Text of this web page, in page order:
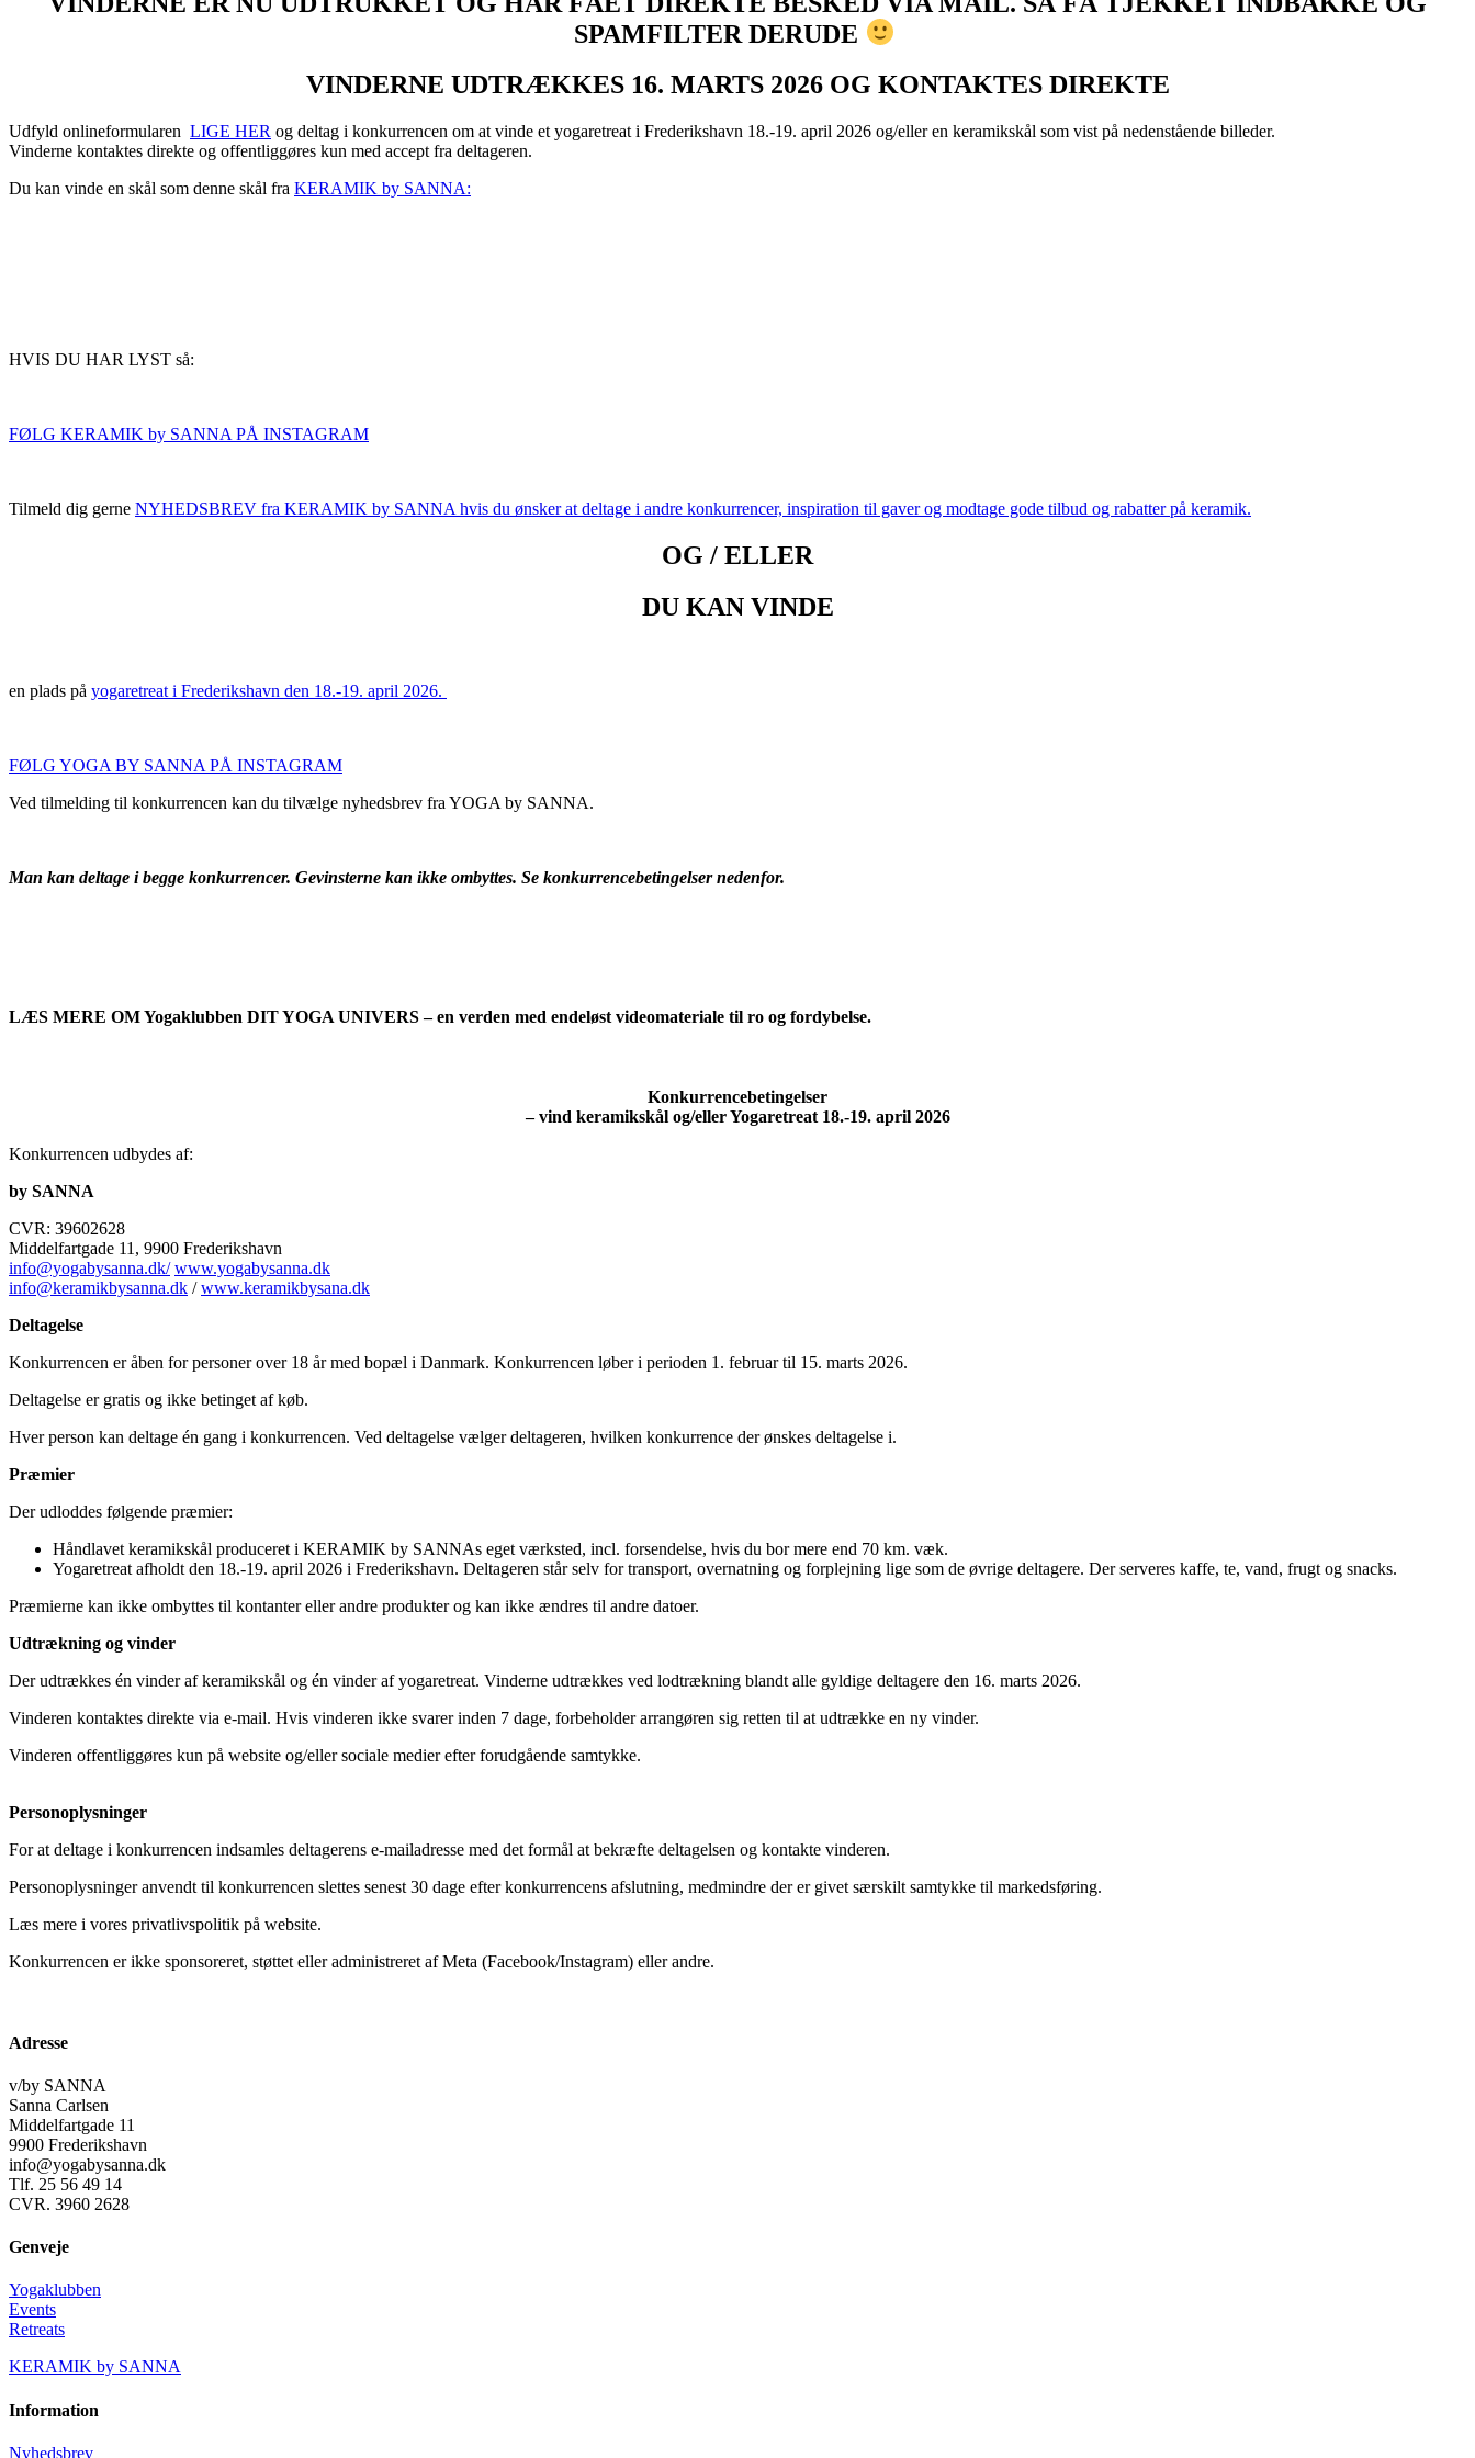
SPAMFILTER DERUDE
VINDERNE UDTRÆKKES 16. MARTS 2026 OG KONTAKTES DIREKTE
Udfyld onlineformularen LIGE HER og deltag i konkurrencen om at vinde et yogaretreat i Frederikshavn 18.-19. april 2026 og/eller en keramikskål som vist på nedenstående billeder.
Vinderne kontaktes direkte og offentliggøres kun med accept fra deltageren.
Du kan vinde en skål som denne skål fra KERAMIK by SANNA:
HVIS DU HAR LYST så:
FØLG KERAMIK by SANNA PÅ INSTAGRAM
Tilmeld dig gerne NYHEDSBREV fra KERAMIK by SANNA hvis du ønsker at deltage i andre konkurrencer, inspiration til gaver og modtage gode tilbud og rabatter på keramik.
OG / ELLER
DU KAN VINDE
en plads på yogaretreat i Frederikshavn den 18.-19. april 2026.
FØLG YOGA BY SANNA PÅ INSTAGRAM
Ved tilmelding til konkurrencen kan du tilvælge nyhedsbrev fra YOGA by SANNA.
Man kan deltage i begge konkurrencer. Gevinsterne kan ikke ombyttes. Se konkurrencebetingelser nedenfor.
LÆS MERE OM Yogaklubben DIT YOGA UNIVERS – en verden med endeløst videomateriale til ro og fordybelse.
Konkurrencebetingelser
– vind keramikskål og/eller Yogaretreat 18.-19. april 2026
Konkurrencen udbydes af:
by SANNA
CVR: 39602628
Middelfartgade 11, 9900 Frederikshavn
info@yogabysanna.dk/ www.yogabysanna.dk
info@keramikbysanna.dk / www.keramikbysana.dk
Deltagelse
Konkurrencen er åben for personer over 18 år med bopæl i Danmark. Konkurrencen løber i perioden 1. februar til 15. marts 2026.
Deltagelse er gratis og ikke betinget af køb.
Hver person kan deltage én gang i konkurrencen. Ved deltagelse vælger deltageren, hvilken konkurrence der ønskes deltagelse i.
Præmier
Der udloddes følgende præmier:
Håndlavet keramikskål produceret i KERAMIK by SANNAs eget værksted, incl. forsendelse, hvis du bor mere end 70 km. væk.
Yogaretreat afholdt den 18.-19. april 2026 i Frederikshavn. Deltageren står selv for transport, overnatning og forplejning lige som de øvrige deltagere. Der serveres kaffe, te, vand, frugt og snacks.
Præmierne kan ikke ombyttes til kontanter eller andre produkter og kan ikke ændres til andre datoer.
Udtrækning og vinder
Der udtrækkes én vinder af keramikskål og én vinder af yogaretreat. Vinderne udtrækkes ved lodtrækning blandt alle gyldige deltagere den 16. marts 2026.
Vinderen kontaktes direkte via e-mail. Hvis vinderen ikke svarer inden 7 dage, forbeholder arrangøren sig retten til at udtrække en ny vinder.
Vinderen offentliggøres kun på website og/eller sociale medier efter forudgående samtykke.
Personoplysninger
For at deltage i konkurrencen indsamles deltagerens e-mailadresse med det formål at bekræfte deltagelsen og kontakte vinderen.
Personoplysninger anvendt til konkurrencen slettes senest 30 dage efter konkurrencens afslutning, medmindre der er givet særskilt samtykke til markedsføring.
Læs mere i vores privatlivspolitik på website.
Konkurrencen er ikke sponsoreret, støttet eller administreret af Meta (Facebook/Instagram) eller andre.
Adresse
v/by SANNA
Sanna Carlsen
Middelfartgade 11
9900 Frederikshavn
info@yogabysanna.dk
Tlf. 25 56 49 14
CVR. 3960 2628
Genveje
Yogaklubben
Events
Retreats
KERAMIK by SANNA
Information
Nyhedsbrev